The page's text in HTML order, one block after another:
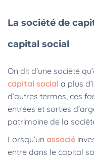
La société de
capital social
On dit d’une société
capital social a plus
d’autres termes, ces
entrées et sorties
patrimoine de la
Lorsqu’unassocié
entre dans le capital